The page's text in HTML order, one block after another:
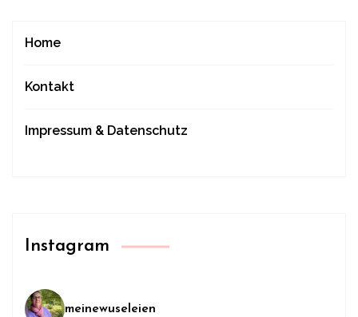
Home
Kontakt
Impressum & Datenschutz
Instagram
meinewuseleien